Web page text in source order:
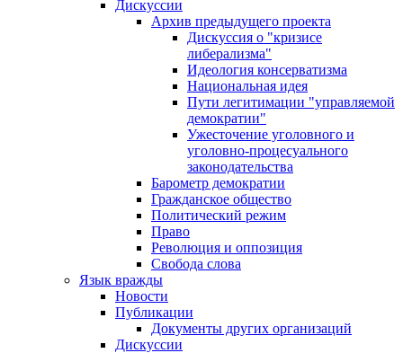
Дискуссии
Архив предыдущего проекта
Дискуссия о "кризисе
либерализма"
Идеология консерватизма
Национальная идея
Пути легитимации "управляемой
демократии"
Ужесточение уголовного и
уголовно-процесуального
законодательства
Барометр демократии
Гражданское общество
Политический режим
Право
Революция и оппозиция
Свобода слова
Язык вражды
Новости
Публикации
Документы других организаций
Дискуссии